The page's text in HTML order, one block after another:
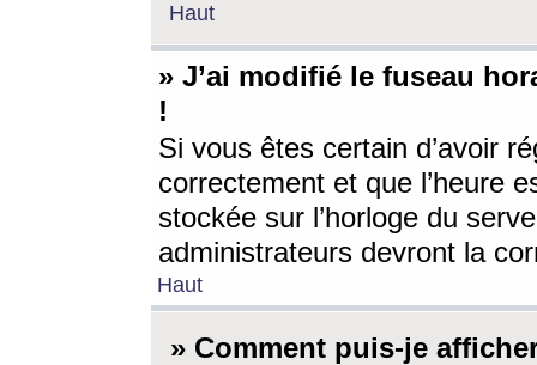
Haut
» J’ai modifié le fuseau
!
Si vous êtes certain d’avoir
correctement et que l’heure
stockée sur l’horloge du
administrateurs devront la
Haut
» Comment puis-je